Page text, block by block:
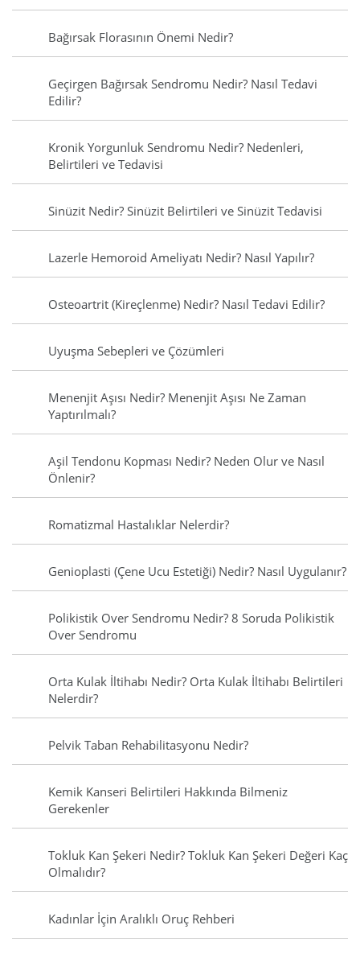
Bağırsak Florasının Önemi Nedir?
Geçirgen Bağırsak Sendromu Nedir? Nasıl Tedavi
Edilir?
Kronik Yorgunluk Sendromu Nedir? Nedenleri,
Belirtileri ve Tedavisi
Sinüzit Nedir? Sinüzit Belirtileri ve Sinüzit Tedavisi
Lazerle Hemoroid Ameliyatı Nedir? Nasıl Yapılır?
Osteoartrit (Kireçlenme) Nedir? Nasıl Tedavi Edilir?
Uyuşma Sebepleri ve Çözümleri
Menenjit Aşısı Nedir? Menenjit Aşısı Ne Zaman
Yaptırılmalı?
Aşil Tendonu Kopması Nedir? Neden Olur ve Nasıl
Önlenir?
Romatizmal Hastalıklar Nelerdir?
Genioplasti (Çene Ucu Estetiği) Nedir? Nasıl Uygulanır?
Polikistik Over Sendromu Nedir? 8 Soruda Polikistik
Over Sendromu
Orta Kulak İltihabı Nedir? Orta Kulak İltihabı Belirtileri
Nelerdir?
Pelvik Taban Rehabilitasyonu Nedir?
Kemik Kanseri Belirtileri Hakkında Bilmeniz
Gerekenler
Tokluk Kan Şekeri Nedir? Tokluk Kan Şekeri Değeri Kaç
Olmalıdır?
Kadınlar İçin Aralıklı Oruç Rehberi